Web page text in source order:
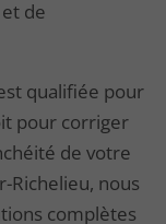
de
qualifiée pour
pour corriger
de votre
Richelieu, nous
complètes